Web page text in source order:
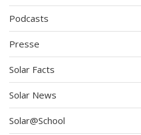
Podcasts
Presse
Solar Facts
Solar News
Solar@School